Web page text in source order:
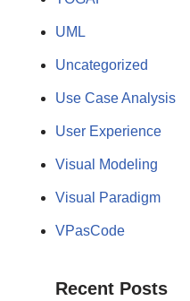
UML
Uncategorized
Use Case Analysis
User Experience
Visual Modeling
Visual Paradigm
VPasCode
Recent Posts